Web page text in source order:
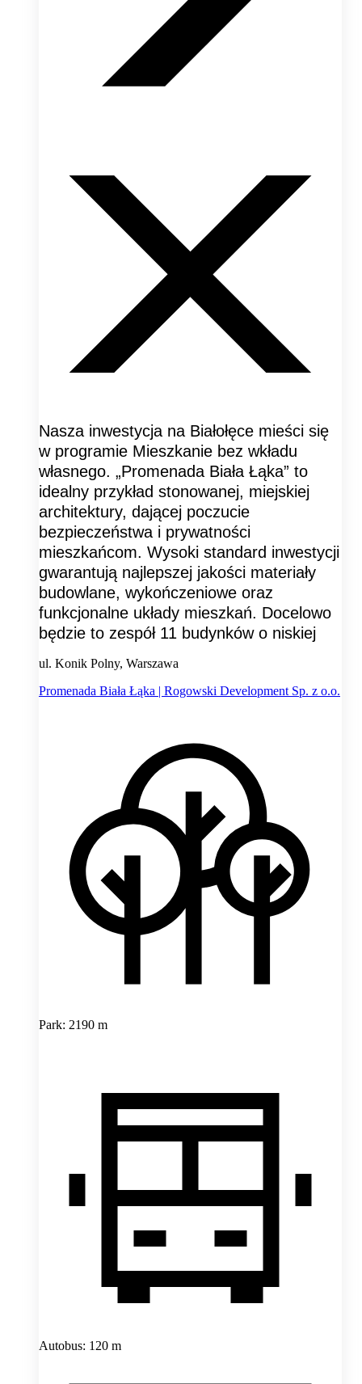
Nasza inwestycja na Białołęce mieści się
w programie Mieszkanie bez wkładu
własnego. „Promenada Biała Łąka” to
idealny przykład stonowanej, miejskiej
architektury, dającej poczucie
bezpieczeństwa i prywatności
mieszkańcom. Wysoki standard inwestycji
gwarantują najlepszej jakości materiały
budowlane, wykończeniowe oraz
funkcjonalne układy mieszkań. Docelowo
będzie to zespół 11 budynków o niskiej
ul. Konik Polny, Warszawa
Promenada Biała Łąka | Rogowski Development Sp. z o.o.
Park: 2190 m
Autobus: 120 m